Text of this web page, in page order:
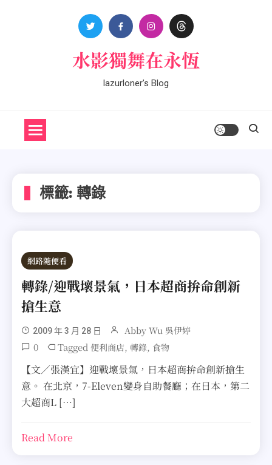
水影獨舞在永恆
lazurloner’s Blog
標籤: 轉錄
網路隨便看
轉錄/迎戰壞景氣，日本超商拚命創新
搶生意
2009 年 3 月 28 日 Abby Wu 吳伊婷
0 Tagged 便利商店, 轉錄, 食物
【文／張漢宜】迎戰壞景氣，日本超商拚命創新搶生
意。 在北京，7-Eleven變身自助餐廳；在日本，第二
大超商L […]
Read More